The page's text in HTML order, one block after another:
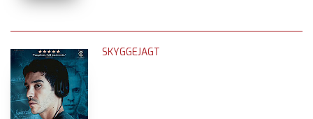
SKYGGEJAGT